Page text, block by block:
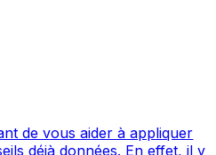
de vous aider à appliquer
déjà données. En effet, il y